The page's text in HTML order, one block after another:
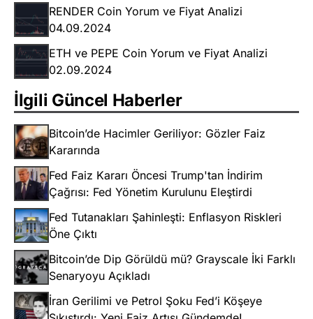
RENDER Coin Yorum ve Fiyat Analizi
04.09.2024
ETH ve PEPE Coin Yorum ve Fiyat Analizi
02.09.2024
İlgili Güncel Haberler
Bitcoin’de Hacimler Geriliyor: Gözler Faiz
Kararında
Fed Faiz Kararı Öncesi Trump'tan İndirim
Çağrısı: Fed Yönetim Kurulunu Eleştirdi
Fed Tutanakları Şahinleşti: Enflasyon Riskleri
Öne Çıktı
Bitcoin’de Dip Görüldü mü? Grayscale İki Farklı
Senaryoyu Açıkladı
İran Gerilimi ve Petrol Şoku Fed’i Köşeye